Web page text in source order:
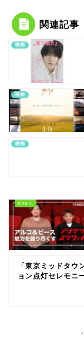
関連記事
映画
映画
映画
「東京ミッドタウ
ョン点灯セレモニ